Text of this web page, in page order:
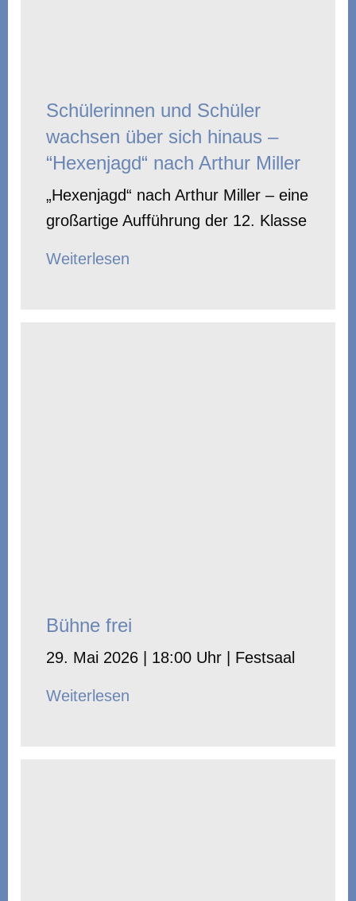
Schülerinnen und Schüler
wachsen über sich hinaus –
“Hexenjagd“ nach Arthur Miller
„Hexenjagd“ nach Arthur Miller – eine
großartige Aufführung der 12. Klasse
Weiterlesen
Bühne frei
29. Mai 2026 | 18:00 Uhr | Festsaal
Weiterlesen